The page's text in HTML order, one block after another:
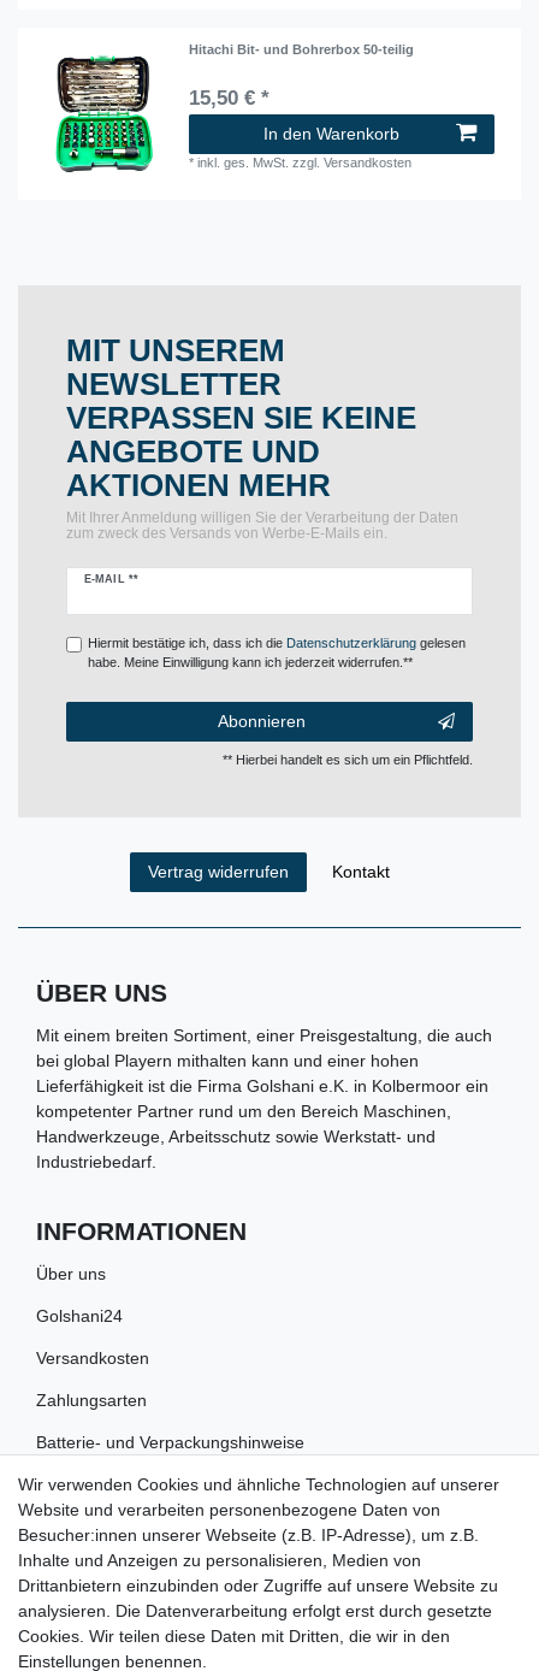
Hitachi Bit- und Bohrerbox 50-teilig
15,50 € *
In den Warenkorb
*inkl. ges. MwSt. zzgl.Versandkosten
MIT UNSEREM
NEWSLETTER
VERPASSEN SIE KEINE
ANGEBOTE UND
AKTIONEN MEHR
Mit Ihrer Anmeldung willigen Sie der Verarbeitung der Daten
zum zweck des Versands von Werbe-E-Mails ein.
E-MAIL **
Newsletter
Hiermit bestätige ich, dass ich die Daten­schutz­erklärunggelesen
habe. Meine Einwilligung kann ich jederzeit widerrufen.**
Abonnieren
** Hierbei handelt es sich um ein Pflichtfeld.
Vertrag widerrufen Kontakt
ÜBER UNS
Mit einem breiten Sortiment, einer Preisgestaltung, die auch
bei global Playern mithalten kann und einer hohen
Lieferfähigkeit ist die Firma Golshani e.K. in Kolbermoor ein
kompetenter Partner rund um den Bereich Maschinen,
Handwerkzeuge, Arbeitsschutz sowie Werkstatt- und
Industriebedarf.
INFORMATIONEN
Über uns
Golshani24
Versandkosten
Zahlungsarten
Batterie- und Verpackungshinweise
RECHTLICHES
Impressum
Datenschutz
Widerrufsrecht
Wir verwenden Cookies und ähnliche Technologien auf unserer
Website und verarbeiten personenbezogene Daten von
Besucher:innen unserer Webseite (z.B. IP-Adresse), um z.B.
Inhalte und Anzeigen zu personalisieren, Medien von
Drittanbietern einzubinden oder Zugriffe auf unsere Website zu
analysieren. Die Datenverarbeitung erfolgt erst durch gesetzte
Cookies. Wir teilen diese Daten mit Dritten, die wir in den
Einstellungen benennen.